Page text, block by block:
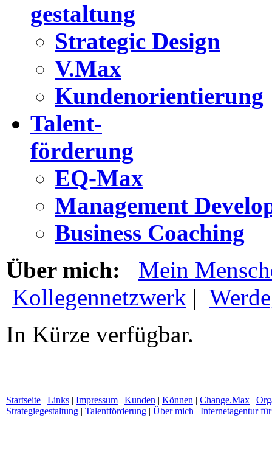
gestaltung
Strategic Design
V.Max
Kundenorientierung
Talent-
förderung
EQ-Max
Management
Business Coaching
Über mich:
Mein
Kollegennetzwerk |
In Kürze verfügbar.
Startseite | Links | Impressum | Kunden | Können | Change.Max |
Strategiegestaltung | Talentförderung | Über mich | Internetagentur